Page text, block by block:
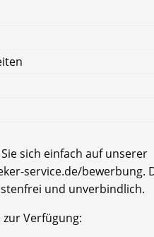
sich einfach auf unserer
service.de/bewerbung.
und unverbindlich.
Verfügung: